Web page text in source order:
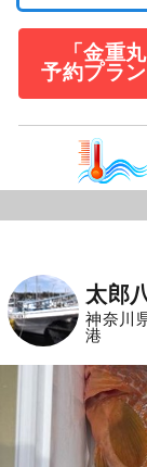
「金重
予約プラ
太郎
神奈川
港